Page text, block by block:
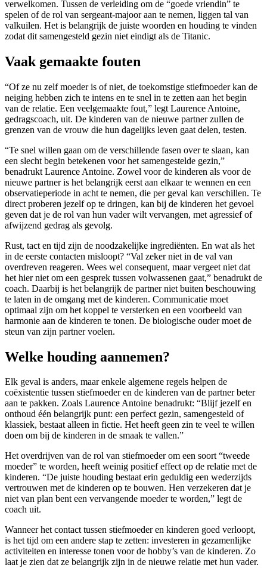
verwelkomen. Tussen de verleiding om de “goede vriendin” te
spelen of de rol van sergeant-majoor aan te nemen, liggen tal van
valkuilen. Het is belangrijk de juiste woorden en houding te vinden
zodat dit samengesteld gezin niet eindigt als de Titanic.
Vaak gemaakte fouten
“Of ze nu zelf moeder is of niet, de toekomstige stiefmoeder kan de
neiging hebben zich te intens en te snel in te zetten aan het begin
van de relatie. Een veelgemaakte fout,” legt Laurence Antoine,
gedragscoach, uit. De kinderen van de nieuwe partner zullen de
grenzen van de vrouw die hun dagelijks leven gaat delen, testen.
“Te snel willen gaan om de verschillende fasen over te slaan, kan
een slecht begin betekenen voor het samengestelde gezin,”
benadrukt Laurence Antoine. Zowel voor de kinderen als voor de
nieuwe partner is het belangrijk eerst aan elkaar te wennen en een
observatieperiode in acht te nemen, die per geval kan verschillen. Te
direct proberen jezelf op te dringen, kan bij de kinderen het gevoel
geven dat je de rol van hun vader wilt vervangen, met agressief of
afwijzend gedrag als gevolg.
Rust, tact en tijd zijn de noodzakelijke ingrediënten. En wat als het
in de eerste contacten misloopt? “Val zeker niet in de val van
overdreven reageren. Wees wel consequent, maar vergeet niet dat
het hier niet om een gesprek tussen volwassenen gaat,” benadrukt de
coach. Daarbij is het belangrijk de partner niet buiten beschouwing
te laten in de omgang met de kinderen. Communicatie moet
optimaal zijn om het koppel te versterken en een voorbeeld van
harmonie aan de kinderen te tonen. De biologische ouder moet de
steun van zijn partner voelen.
Welke houding aannemen?
Elk geval is anders, maar enkele algemene regels helpen de
coëxistentie tussen stiefmoeder en de kinderen van de partner beter
aan te pakken. Zoals Laurence Antoine benadrukt: “Blijf jezelf en
onthoud één belangrijk punt: een perfect gezin, samengesteld of
klassiek, bestaat alleen in fictie. Het heeft geen zin te veel te willen
doen om bij de kinderen in de smaak te vallen.”
Het overdrijven van de rol van stiefmoeder om een soort “tweede
moeder” te worden, heeft weinig positief effect op de relatie met de
kinderen. “De juiste houding bestaat erin geduldig een wederzijds
vertrouwen met de kinderen op te bouwen. Hen verzekeren dat je
niet van plan bent een vervangende moeder te worden,” legt de
coach uit.
Wanneer het contact tussen stiefmoeder en kinderen goed verloopt,
is het tijd om een andere stap te zetten: investeren in gezamenlijke
activiteiten en interesse tonen voor de hobby’s van de kinderen. Zo
laat je zien dat ze belangrijk zijn in de nieuwe relatie met hun vader.